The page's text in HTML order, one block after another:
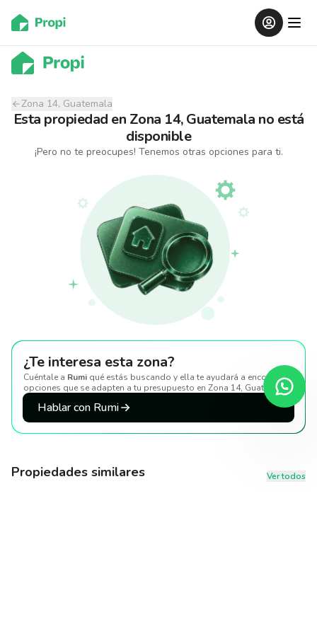
Zona 14, Guatemala
Esta propiedad en Zona 14, Guatemala no está
disponible
¡Pero no te preocupes! Tenemos otras opciones para ti.
¿Te interesa esta zona?
Cuéntale a Rumi qué estás buscando y ella te ayudará a encontrar
opciones que se adapten a tu presupuesto en Zona 14, Guatemala.
Hablar con Rumi
Propiedades similares Ver todos